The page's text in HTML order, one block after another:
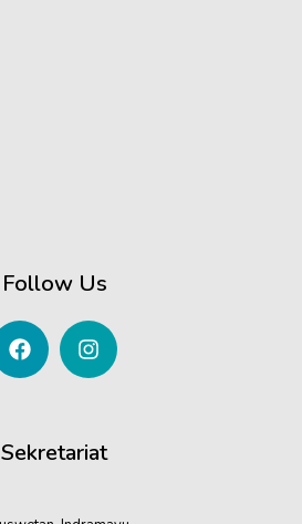
Follow Us
Sekretariat